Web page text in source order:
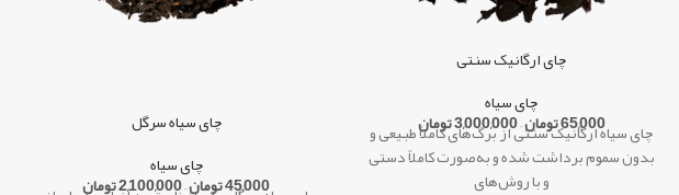
چای ارگانیک سنتی
چای سیاه
65,000تومان–
3,000,000تومان
چای سیاه ارگانیک سنتی از برگ‌های کاملاً طبیعی و
بدون سموم برداشت شده و به‌صورت کاملاً دستی
و با روش‌های
چای سیاه سرگل
چای سیاه
45,000تومان–
2,100,000تومان